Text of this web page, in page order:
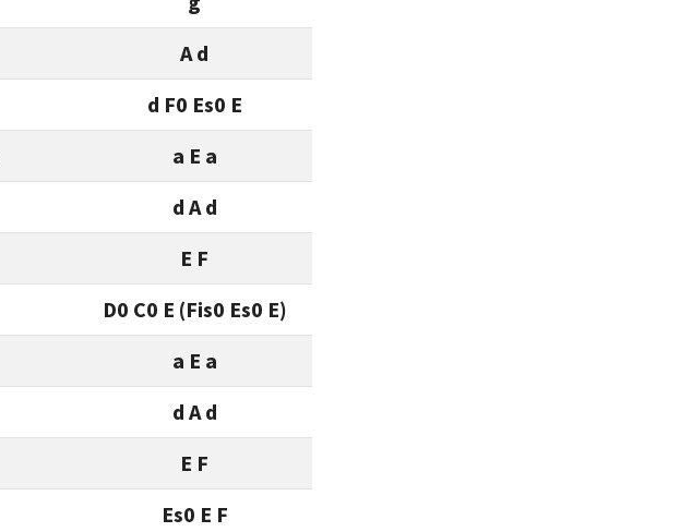
A d
d F0 Es0 E
a E a
d A d
E F
D0 C0 E (Fis0 Es0 E)
a E a
d A d
E F
Es0 E F